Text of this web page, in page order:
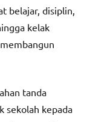
belajar, disiplin,
kelak
tanda
sekolah kepada